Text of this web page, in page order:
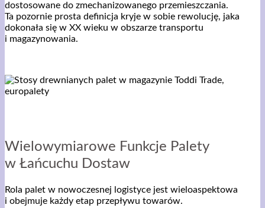
dostosowane do zmechanizowanego przemieszczania.
Ta pozornie prosta definicja kryje w sobie rewolucję, jaka
dokonała się w XX wieku w obszarze transportu
i magazynowania.
Wielowymiarowe Funkcje Palety
w Łańcuchu Dostaw
Rola palet w nowoczesnej logistyce jest wieloaspektowa
i obejmuje każdy etap przepływu towarów.